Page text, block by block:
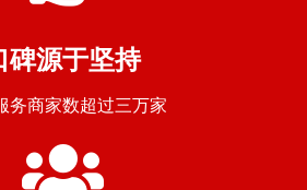
碑源于坚持
务商家数超过三万家